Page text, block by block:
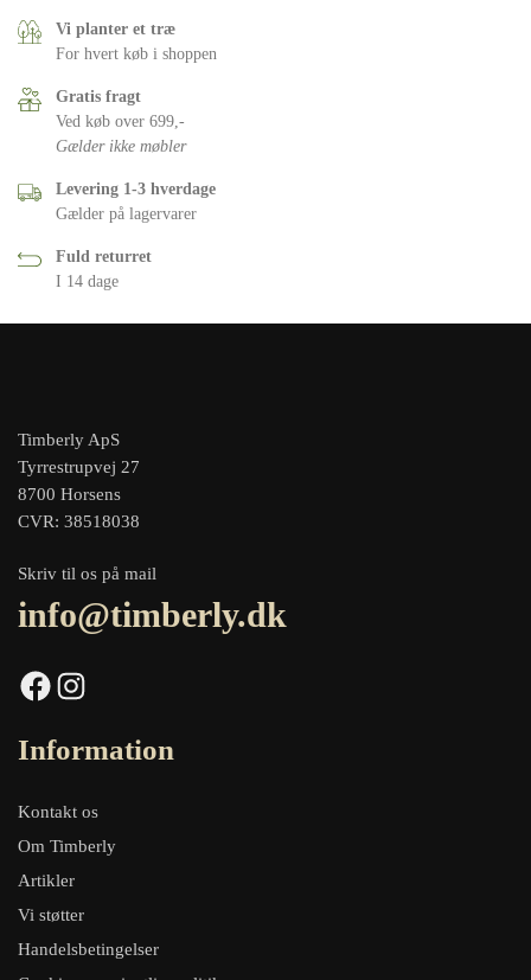
Vi planter et træ
For hvert køb i shoppen
Gratis fragt
Ved køb over 699,-
Gælder ikke møbler
Levering 1-3 hverdage
Gælder på lagervarer
Fuld returret
I 14 dage
Timberly ApS
Tyrrestrupvej 27
8700 Horsens
CVR: 38518038
Skriv til os på mail
info@timberly.dk
Facebook Instagram
Information
Kontakt os
Om Timberly
Artikler
Vi støtter
Handelsbetingelser